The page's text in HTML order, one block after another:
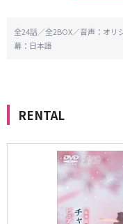
全24話／全2BOX／音声：オ
幕：日本語
RENTAL